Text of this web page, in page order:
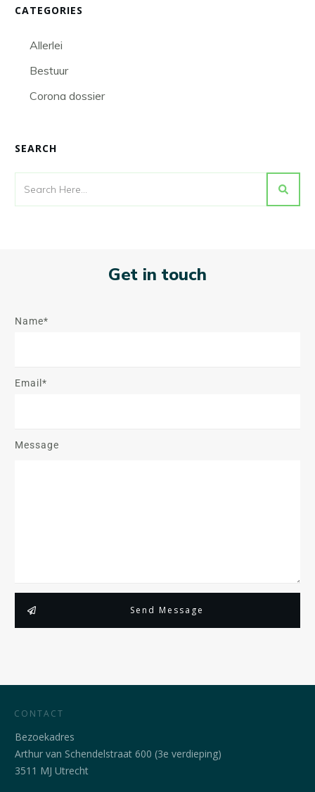
CATEGORIES
Allerlei
Bestuur
Corona dossier
SEARCH
Get in touch
Name*
Email*
Message
Send Message
CONTACT
Bezoekadres
Arthur van Schendelstraat 600 (3e verdieping)
3511 MJ Utrecht